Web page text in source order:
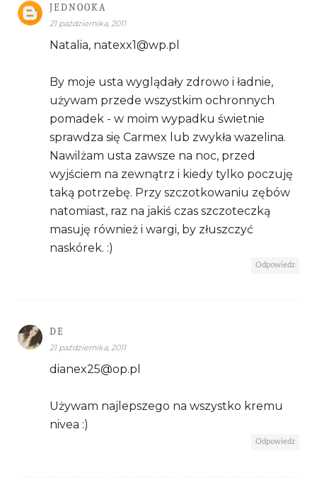
JEDNOOKA
21 października, 2011
Natalia, natexx1@wp.pl
By moje usta wyglądały zdrowo i ładnie,
używam przede wszystkim ochronnych
pomadek - w moim wypadku świetnie
sprawdza się Carmex lub zwykła wazelina.
Nawilżam usta zawsze na noc, przed
wyjściem na zewnątrz i kiedy tylko poczuję
taką potrzebę. Przy szczotkowaniu zębów
natomiast, raz na jakiś czas szczoteczką
masuję również i wargi, by złuszczyć
naskórek. :)
Odpowiedz
DE
21 października, 2011
dianex25@op.pl
Używam najlepszego na wszystko kremu
nivea :)
Odpowiedz